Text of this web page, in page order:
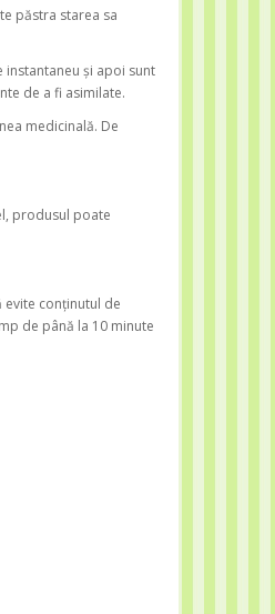
păstra starea sa
și apoi sunt
de a fi asimilate.
medicinală. De
produsul poate
conținutul de
de până la 10 minute